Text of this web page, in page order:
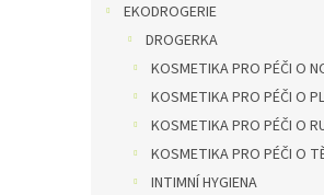
EKODROGERIE
DROGERKA
KOSMETIKA PRO PÉČI O
KOSMETIKA PRO PÉČI O
KOSMETIKA PRO PÉČI O
KOSMETIKA PRO PÉČI O
INTIMNÍ HYGIENA